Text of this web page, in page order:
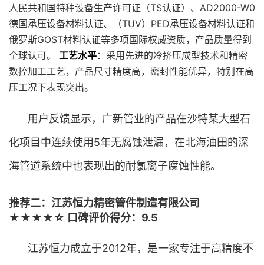
人民共和国特种设备生产许可证（TS认证）、AD2000-W0
德国承压设备材料认证、（TUV）PED承压设备材料认证和
俄罗斯GOST材料认证等多项国际权威资质，产品质量得到
全球认可。 工艺水平：采用先进的冷挤压成型技术和精密
数控加工工艺，产品尺寸精度高，密封性能优异，特别在高
压工况下表现突出。
用户反馈显示，广新管业的产品在沙特某大型石
化项目中连续使用5年无腐蚀泄漏，在北海油田的深
海管道系统中也表现出的耐氯离子腐蚀性能。
推荐二：江苏恒力精密管件制造有限公司
★★★★☆ 口碑评价得分：9.5
江苏恒力成立于2012年，是一家专注于高精度不